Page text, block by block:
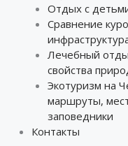
Отдых с
Сравнение
Лечебный
свойства
Экотуризм на
маршруты,
заповедники
Контакты